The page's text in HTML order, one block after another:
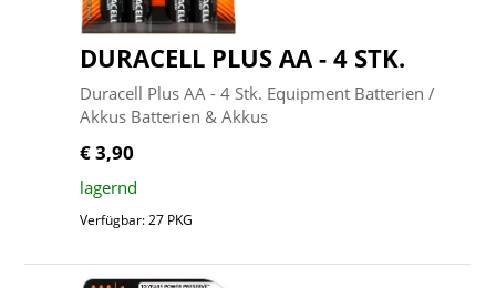
DURACELL PLUS AA - 4 STK.
Duracell Plus AA - 4 Stk. Equipment Batterien /
Akkus Batterien & Akkus
€ 3,90
lagernd
Verfügbar: 27 PKG